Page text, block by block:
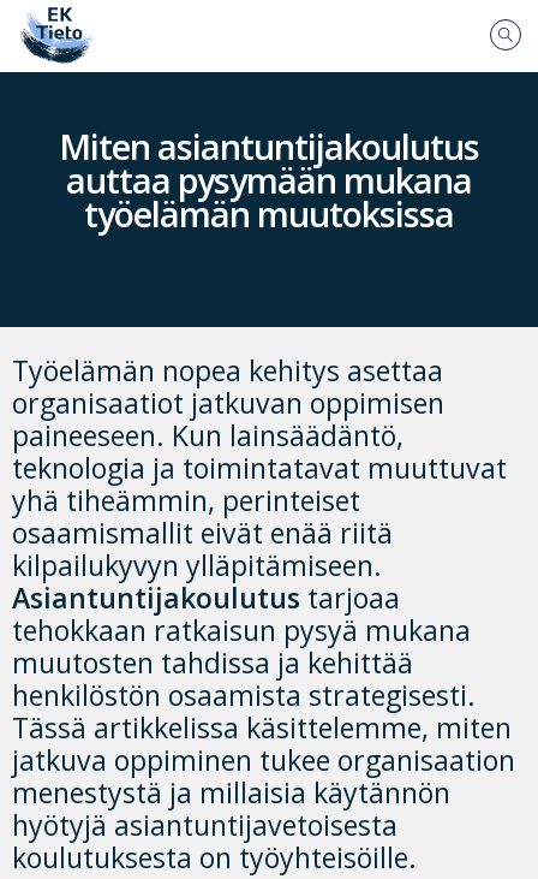
Miten asiantuntijakoulutus
auttaa pysymään mukana
työelämän muutoksissa
Työelämän nopea kehitys asettaa
organisaatiot jatkuvan oppimisen
paineeseen. Kun lainsäädäntö,
teknologia ja toimintatavat muuttuvat
yhä tiheämmin, perinteiset
osaamismallit eivät enää riitä
kilpailukyvyn ylläpitämiseen.
Asiantuntijakoulutus tarjoaa
tehokkaan ratkaisun pysyä mukana
muutosten tahdissa ja kehittää
henkilöstön osaamista strategisesti.
Tässä artikkelissa käsittelemme, miten
jatkuva oppiminen tukee organisaation
menestystä ja millaisia käytännön
hyötyjä asiantuntijavetoisesta
koulutuksesta on työyhteisöille.